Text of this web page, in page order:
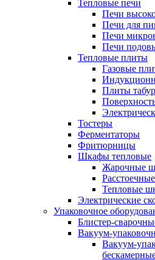
Тепловые печи
Печи
Печи для
Печи
Печи
Тепловые плиты
Газовые
Плиты
Тостеры
Ферментаторы
Фритюрницы
Шкафы тепловые
Жарочные
Тепловые
Электрические
Упаковочное
Блистер-
Вакуум-
Вакуум-